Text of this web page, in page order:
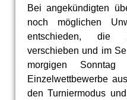
Bei angekündigten
noch möglichen
entschieden, die
verschieben und im
morgigen
Einzelwettbewerbe
den Turniermodus